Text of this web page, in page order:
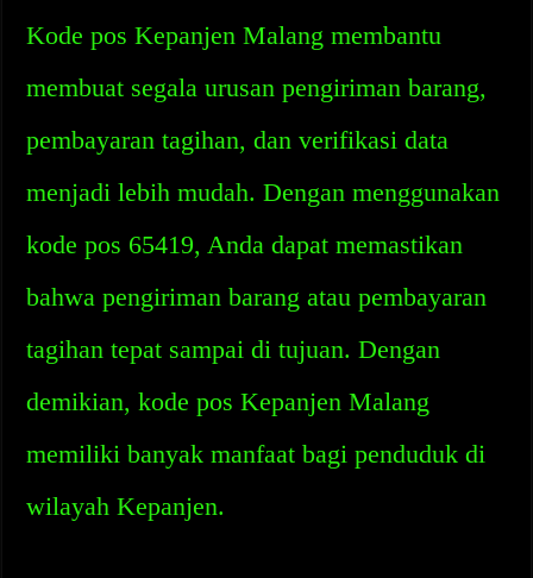
Kode pos Kepanjen Malang membantu
membuat segala urusan pengiriman barang,
pembayaran tagihan, dan verifikasi data
menjadi lebih mudah. Dengan menggunakan
kode pos 65419, Anda dapat memastikan
bahwa pengiriman barang atau pembayaran
tagihan tepat sampai di tujuan. Dengan
demikian, kode pos Kepanjen Malang
memiliki banyak manfaat bagi penduduk di
wilayah Kepanjen.